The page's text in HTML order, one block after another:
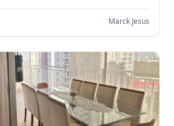
Marck Jesus